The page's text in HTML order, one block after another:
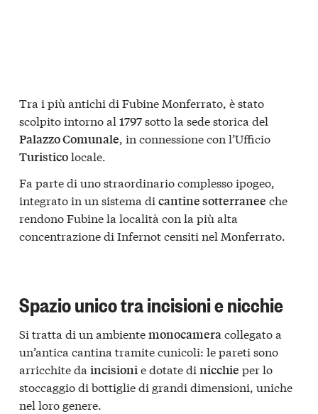
Tra i più antichi di Fubine Monferrato, è stato
scolpito intorno al 1797sotto la sede storica del
Palazzo Comunale, in connessione con l’Ufficio
Turisticolocale.
Fa parte di uno straordinario complesso ipogeo,
integrato in un sistema di cantine sotterranee che
rendono Fubine la località con la più alta
concentrazione di Infernot censiti nel Monferrato.
Spazio unico tra incisioni e nicchie
Si tratta di un ambientemonocameracollegato a
un’antica cantina tramite cunicoli: le pareti sono
arricchite da incisionie dotate di nicchie per lo
stoccaggio di bottiglie di grandi dimensioni, uniche
nel loro genere.